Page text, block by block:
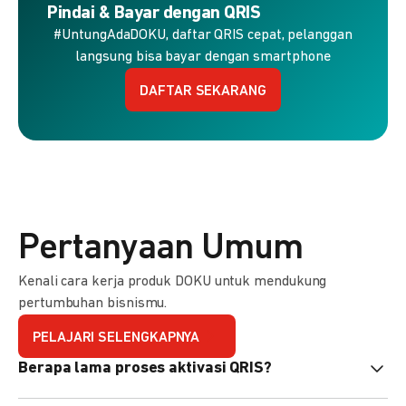
Pindai & Bayar dengan QRIS
#UntungAdaDOKU, daftar QRIS cepat, pelanggan
langsung bisa bayar dengan smartphone
DAFTAR SEKARANG
Pertanyaan Umum
Kenali cara kerja produk DOKU untuk mendukung
pertumbuhan bisnismu.
PELAJARI SELENGKAPNYA
Berapa lama proses aktivasi QRIS?